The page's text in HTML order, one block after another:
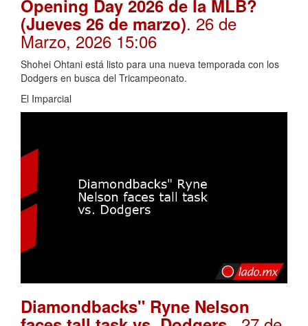
Opening Day 2026 de la MLB?
(Jueves 26 de marzo). 26 de
Marzo, 2026 15:06
Shohei Ohtani está listo para una nueva temporada con los
Dodgers en busca del Tricampeonato.
El Imparcial
Diamondbacks" Ryne Nelson